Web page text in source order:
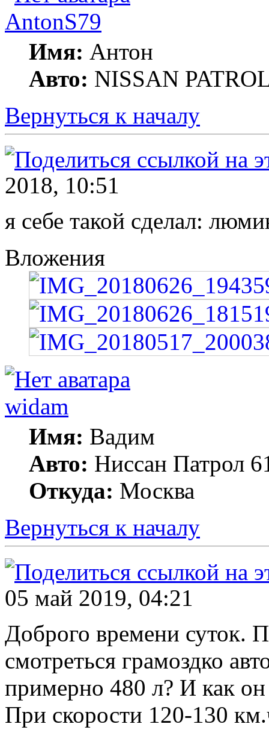
AntonS79
Имя: Антон
Авто: NISSAN
Вернуться к началу
2018, 10:51
я себе такой сделал:
Вложения
widam
Имя: Вадим
Авто: Ниссан Патрол
Откуда: Москва
Вернуться к началу
05 май 2019, 04:21
Доброго времени суток.
смотреться грамоздко
примерно 480 л? И как он
При скорости 120-130